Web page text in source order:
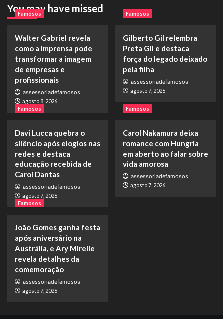
You may have missed
Famosos
Walter Gabriel revela
como a imprensa pode
transformar a imagem
de empresas e
profissionais
assessoriadefamosos
agosto 8, 2026
Famosos
Gilberto Gil relembra
Preta Gil e destaca
força do legado deixado
pela filha
assessoriadefamosos
agosto 7, 2026
Famosos
Davi Lucca quebra o
silêncio após elogios nas
redes e destaca
educação recebida de
Carol Dantas
assessoriadefamosos
agosto 7, 2026
Famosos
Carol Nakamura deixa
romance com Hungria
em aberto ao falar sobre
vida amorosa
assessoriadefamosos
agosto 7, 2026
Famosos
João Gomes ganha festa
após aniversário na
Austrália, e Ary Mirelle
revela detalhes da
comemoração
assessoriadefamosos
agosto 7, 2026